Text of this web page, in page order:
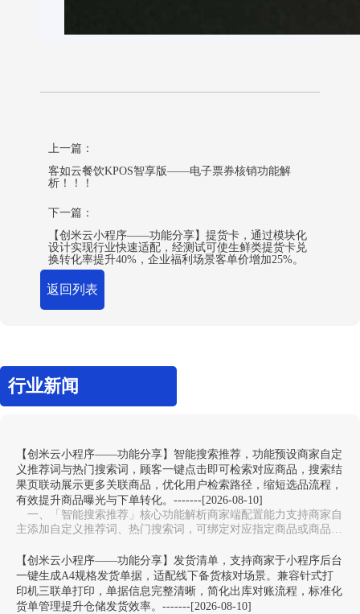
上一篇：
​客如云餐饮KPOS智享版——电子票券核销功能解
析！！！
下一篇：
【创米云小程序——功能分享】提货卡，通过模块化
设计实现行业快速适配，经测试可使生鲜类提货卡兑
换转化率提升40%，企业福利场景客单价增加25%。
返回列表
行业新闻
【创米云小程序——功能分享】智能搜索推荐，功能预设商家自定
义推荐词与热门搜索词，顾客一键点击即可检索对应商品，搜索结
果页联动展示更多关联商品，优化用户检索路径，缩短选品流程，
有效提升商品曝光与下单转化。-------[2026-08-10]
一、「智能搜索推荐」核心功能解析商家端配置能力‌支持商家自
主添加自定义推荐词、热门搜索词，可绑定对应指定商品或商品分
【创米云小程序——功能分享】发货清单，支持商家于小程序后台
一键生成A4规格发货单据，适配线下备货核对场景。兼容针式打
印机三联单打印，单据信息完整清晰，简化出库对账流程，标准化
货单管理提升仓储发货效率。-------[2026-08-10]